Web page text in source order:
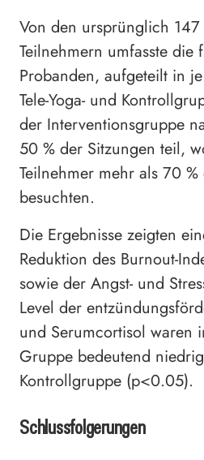
Von den ursprünglich 147
Teilnehmern umfasste
Probanden, aufgeteilt in
Tele-Yoga- und
der Interventionsgruppe
50 % der Sitzungen teil,
Teilnehmer mehr als 70
besuchten.
Die Ergebnisse zeigten
Reduktion des Burnout-
sowie der Angst- und
Level der
und Serumcortisol waren
Gruppe bedeutend
Kontrollgruppe (p<0.05).
Schlussfolgerungen